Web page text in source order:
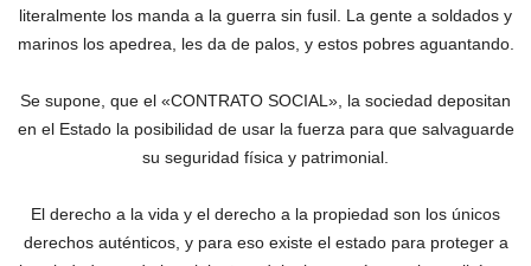
literalmente los manda a la guerra sin fusil. La gente a soldados y
marinos los apedrea, les da de palos, y estos pobres aguantando.
Se supone, que el «CONTRATO SOCIAL», la sociedad depositan
en el Estado la posibilidad de usar la fuerza para que salvaguarde
su seguridad física y patrimonial.
El derecho a la vida y el derecho a la propiedad son los únicos
derechos auténticos, y para eso existe el estado para proteger a